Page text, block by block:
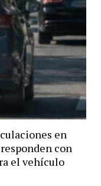
en
con
el vehículo